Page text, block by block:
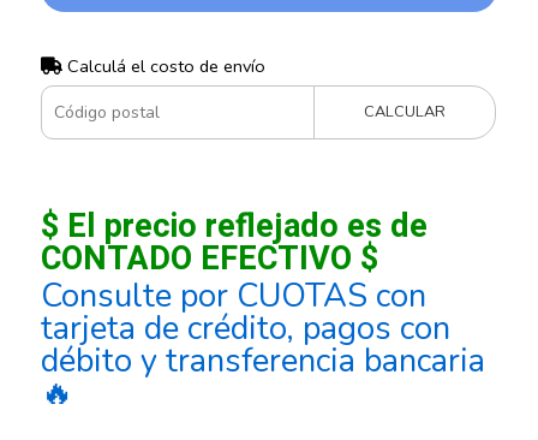
Calculá el costo de envío
CALCULAR
$ El precio reflejado es de
CONTADO EFECTIVO $
Consulte por CUOTAS con
tarjeta de crédito, pagos con
débito y transferencia bancaria
🔥